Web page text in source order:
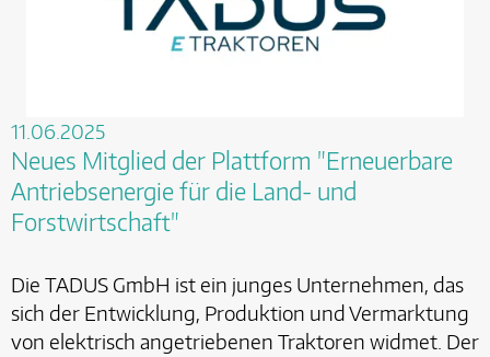
11.06.2025
Neues Mitglied der Plattform "Erneuerbare
Antriebsenergie für die Land- und
Forstwirtschaft"
Die TADUS GmbH ist ein junges Unternehmen, das
sich der Entwicklung, Produktion und Vermarktung
von elektrisch angetriebenen Traktoren widmet. Der